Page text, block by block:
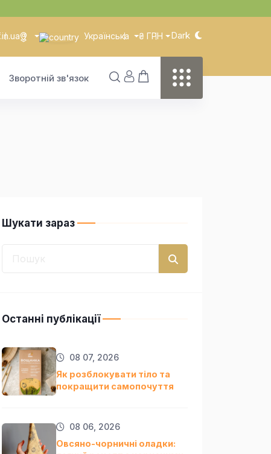
Українська ₴ ГРН Dark
Зворотній зв'язок
Шукати зараз
Останні публікації
08 07, 2026
Як розблокувати тіло та
покращити самопочуття
08 06, 2026
Овсяно-чорничні оладки: